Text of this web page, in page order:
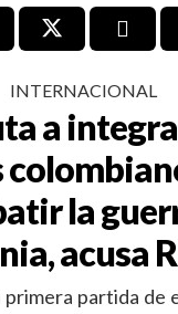
INTERNACIONAL
a
la
acusa
primera partida de